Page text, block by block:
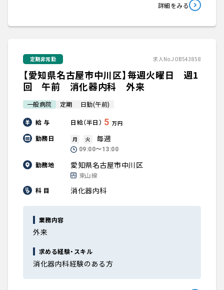
詳細をみる
定期非常勤 求人No.JOB543858
【愛知県名古屋市中川区】毎週火曜日 週1
回 午前 消化器内科 外来
一般病院 定期 日勤(午前)
給 与 日給（半日） 5 万円
勤務日 月 火 毎週
09:00〜13:00
勤務地 愛知県名古屋市中川区
東山線
科 目
消化器内科
業務内容
外来
求める経験・スキル
消化器内科経験のある方